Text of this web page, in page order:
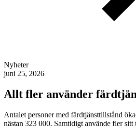
Nyheter
juni 25, 2026
Allt fler använder
Antalet personer med färdtjänsttillstånd
nästan 323 000. Samtidigt använde fler